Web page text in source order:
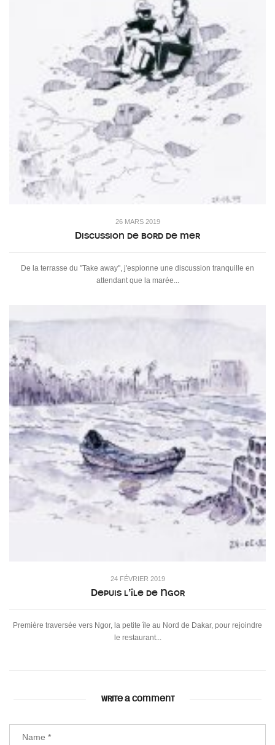
26 MARS 2019
Discussion de bord de mer
De la terrasse du "Take away", j'espionne une discussion tranquille en
attendant que la marée...
24 FÉVRIER 2019
Depuis l’île de Ngor
Première traversée vers Ngor, la petite île au Nord de Dakar, pour rejoindre
le restaurant...
WRITE A COMMENT